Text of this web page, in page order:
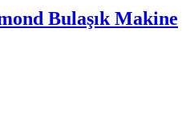
Bulaşık Makine